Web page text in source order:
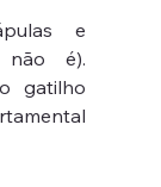
e
não é).
gatilho